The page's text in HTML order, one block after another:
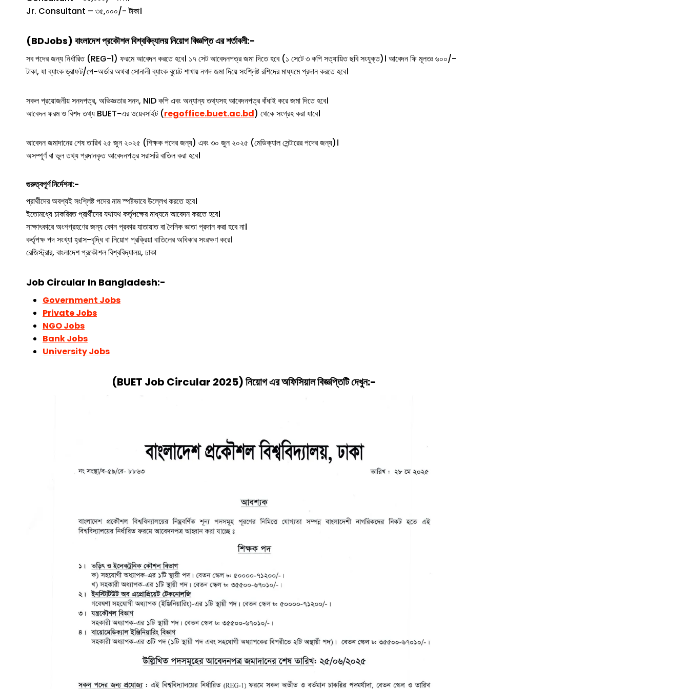
Jr. Consultant – ৩৫,০০০/- টাকা।
(BDJobS) বাংলাদেশ প্রকৌশল বিশ্ববিদ্যালয়নিয়োগ বিজ্ঞপ্তি এর শর্তাবলী:-
সব পদের জন্য নির্ধারিত (REG-1) ফরমে আবেদন করতে হবে। ১৭ সেট আবেদনপত্র জমা দিতে হবে (১ সেটে ৩ কপি সত্যায়িত ছবি সংযুক্ত)। আবেদন ফি মূলতঃ ৬০০/-
টাকা, যা ব্যাংক ড্রাফট/পে-অর্ডার অথবা সোনালী ব্যাংক বুয়েট শাখায় নগদ জমা দিয়ে সংশ্লিষ্ট রশিদের মাধ্যমে প্রদান করতে হবে।
সকল প্রয়োজনীয় সনদপত্র, অভিজ্ঞতার সনদ, NID কপি এবং অন্যান্য তথ্যসহ আবেদনপত্র বাঁধাই করে জমা দিতে হবে।
আবেদন ফরম ও বিশদ তথ্য BUET-এর ওয়েবসাইট (regoffice.buet.ac.bd) থেকে সংগ্রহ করা যাবে।
আবেদন জমাদানের শেষ তারিখ ২৫ জুন ২০২৫ (শিক্ষক পদের জন্য) এবং ৩০ জুন ২০২৫ (মেডিক্যাল সেন্টারের পদের জন্য)।
অসম্পূর্ণ বা ভুল তথ্য প্রদানকৃত আবেদনপত্র সরাসরি বাতিল করা হবে।
গুরুত্বপূর্ণ নির্দেশনা:-
প্রার্থীদের অবশ্যই সংশ্লিষ্ট পদের নাম স্পষ্টভাবে উল্লেখ করতে হবে।
ইতোমধ্যে চাকরিরত প্রার্থীদের যথাযথ কর্তৃপক্ষের মাধ্যমে আবেদন করতে হবে।
সাক্ষাৎকারে অংশগ্রহণের জন্য কোন প্রকার যাতায়াত বা দৈনিক ভাতা প্রদান করা হবে না।
কর্তৃপক্ষ পদ সংখ্যা হ্রাস-বৃদ্ধি বা নিয়োগ প্রক্রিয়া বাতিলের অধিকার সংরক্ষণ করে।
রেজিস্ট্রার, বাংলাদেশ প্রকৌশল বিশ্ববিদ্যালয়, ঢাকা
Job Circular In Bangladesh:-
Government Jobs
Private Jobs
NGO Jobs
Bank Jobs
University Jobs
(BUET Job Circular 2025)নিয়োগএর অফিসিয়াল বিজ্ঞপ্তিটি দেখুন:-